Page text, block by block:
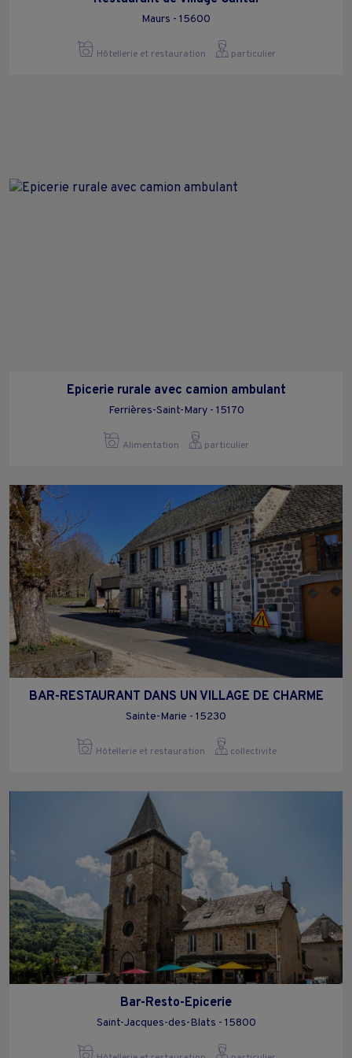
Maurs - 15600
Hôtellerie et restauration particulier
Epicerie rurale avec camion ambulant
Ferrières-Saint-Mary - 15170
Alimentation particulier
BAR-RESTAURANT DANS UN VILLAGE DE CHARME
Sainte-Marie - 15230
Hôtellerie et restauration collectivite
Bar-Resto-Epicerie
Saint-Jacques-des-Blats - 15800